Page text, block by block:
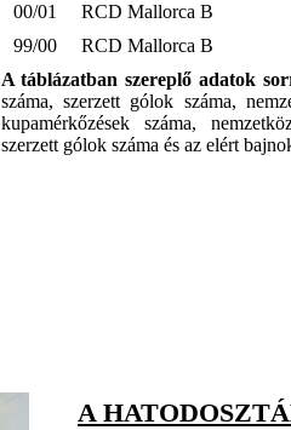
00/01
RCD Mallorca B
99/00
RCD Mallorca B
A táblázatban szereplő adatok
száma, szerzett gólok száma,
kupamérkőzések száma,
szerzett gólok száma és az elért
A